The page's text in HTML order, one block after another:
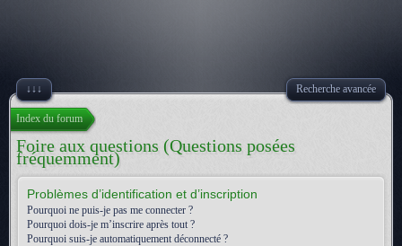
↓↓↓ Recherche avancée
Index du forum
Foire aux questions (Questions posées
fréquemment)
Problèmes d’identification et d’inscription
Pourquoi ne puis-je pas me connecter ?
Pourquoi dois-je m’inscrire après tout ?
Pourquoi suis-je automatiquement déconnecté ?